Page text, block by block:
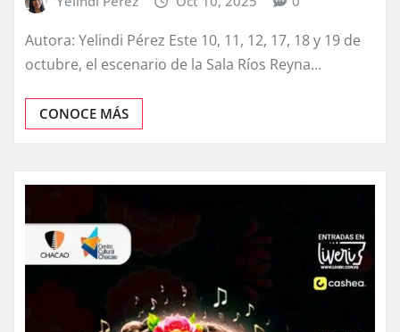
Autora: Yelindi Pérez Este 10, 11, 12, 17, 18 y 19 de
octubre, el escenario de la Sala Ríos Reyna…
CONOCE MÁS